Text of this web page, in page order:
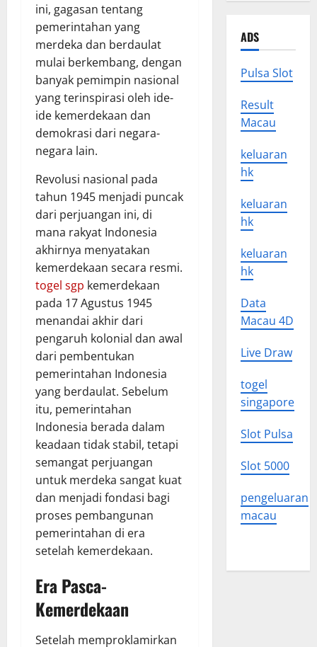
ini, gagasan tentang
pemerintahan yang
merdeka dan berdaulat
mulai berkembang, dengan
banyak pemimpin nasional
yang terinspirasi oleh ide-
ide kemerdekaan dan
demokrasi dari negara-
negara lain.
Revolusi nasional pada
tahun 1945 menjadi puncak
dari perjuangan ini, di
mana rakyat Indonesia
akhirnya menyatakan
kemerdekaan secara resmi.
togel sgp kemerdekaan
pada 17 Agustus 1945
menandai akhir dari
pengaruh kolonial dan awal
dari pembentukan
pemerintahan Indonesia
yang berdaulat. Sebelum
itu, pemerintahan
Indonesia berada dalam
keadaan tidak stabil, tetapi
semangat perjuangan
untuk merdeka sangat kuat
dan menjadi fondasi bagi
proses pembangunan
pemerintahan di era
setelah kemerdekaan.
Era Pasca-
Kemerdekaan
Setelah memproklamirkan
ADS
Pulsa Slot
Result
Macau
keluaran
hk
keluaran
hk
keluaran
hk
Data
Macau 4D
Live Draw
togel
singapore
Slot Pulsa
Slot 5000
pengeluaran
macau